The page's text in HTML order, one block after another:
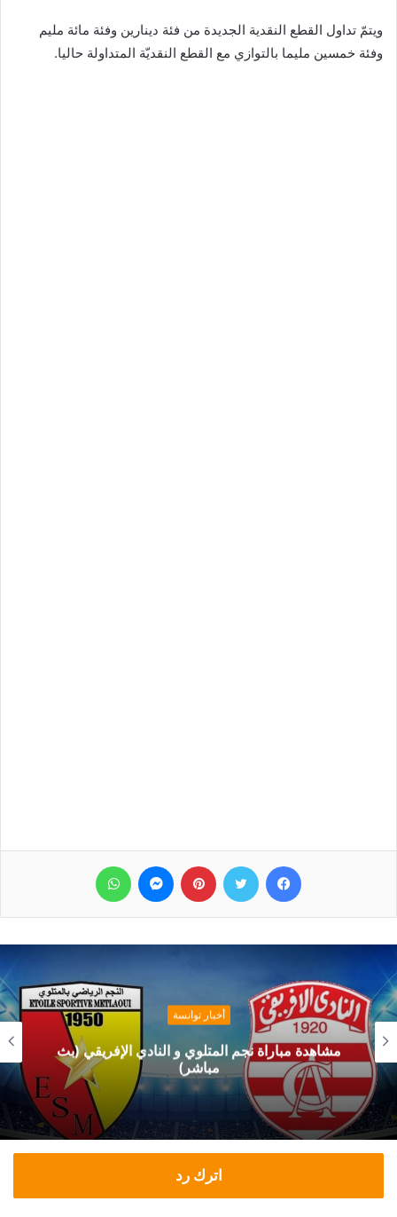
ويتمّ تداول القطع النقدية الجديدة من فئة دينارين وفئة مائة مليم
وفئة خمسين مليما بالتوازي مع القطع النقديّة المتداولة حاليا.
فيسبوك تويتر بينتيريست ماسنجر
أخبار توانسة
مشاهدة مباراة نجم المتلوي و النادي الإفريقي (بث
مباشر)
اترك رد